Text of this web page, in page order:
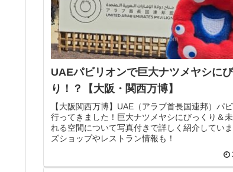
UAEパビリオンで巨大ナツメヤシにび
り！？【大阪・関西万博】
【大阪関西万博】UAE（アラブ首長国連邦）パ
行ってきました！巨大ナツメヤシにびっくり＆
れる空間について写真付きで詳しく紹介してい
ズショップやレストラン情報も！